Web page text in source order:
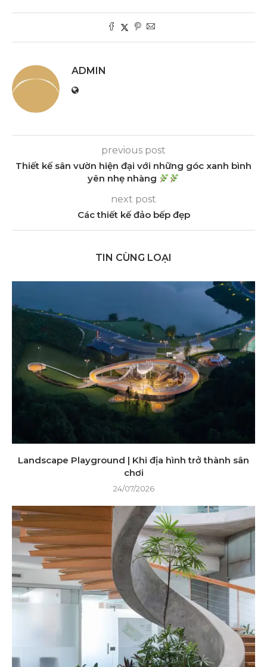
ADMIN
previous post
Thiết kế sân vườn hiện đại với những góc xanh bình
yên nhẹ nhàng
next post
Các thiết kế đảo bếp đẹp
TIN CÙNG LOẠI
Landscape Playground | Khi địa hình trở thành sân
chơi
24/07/2026